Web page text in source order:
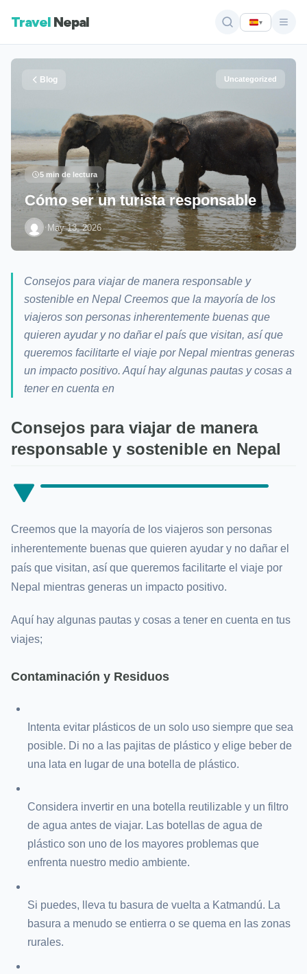
Travel Nepal ▾
Blog Uncategorized
5 min de lectura
Cómo ser un turista responsable
· May 13, 2026
Consejos para viajar de manera responsable y
sostenible en Nepal Creemos que la mayoría de los
viajeros son personas inherentemente buenas que
quieren ayudar y no dañar el país que visitan, así que
queremos facilitarte el viaje por Nepal mientras generas
un impacto positivo. Aquí hay algunas pautas y cosas a
tener en cuenta en
Consejos para viajar de manera
responsable y sostenible en Nepal
Creemos que la mayoría de los viajeros son personas
inherentemente buenas que quieren ayudar y no dañar el
país que visitan, así que queremos facilitarte el viaje por
Nepal mientras generas un impacto positivo.
Aquí hay algunas pautas y cosas a tener en cuenta en tus
viajes;
Contaminación y Residuos
Intenta evitar plásticos de un solo uso siempre que sea
posible. Di no a las pajitas de plástico y elige beber de
una lata en lugar de una botella de plástico.
Considera invertir en una botella reutilizable y un filtro
de agua antes de viajar. Las botellas de agua de
plástico son uno de los mayores problemas que
enfrenta nuestro medio ambiente.
Si puedes, lleva tu basura de vuelta a Katmandú. La
basura a menudo se entierra o se quema en las zonas
rurales.